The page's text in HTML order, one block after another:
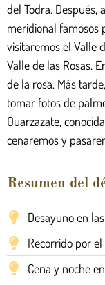
del Todra. Después,
meridional famosos
visitaremos el Valle
Valle de las Rosas.
de la rosa. Más
tomar fotos de
Ouarzazate,
cenaremos y
Resumen del
Desayuno en
Recorrido por
Cena y noche